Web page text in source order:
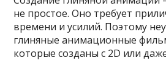
не простое. Оно требует
времени и усилий. Поэтому
глиняные анимационные
которые созданы с 2D или